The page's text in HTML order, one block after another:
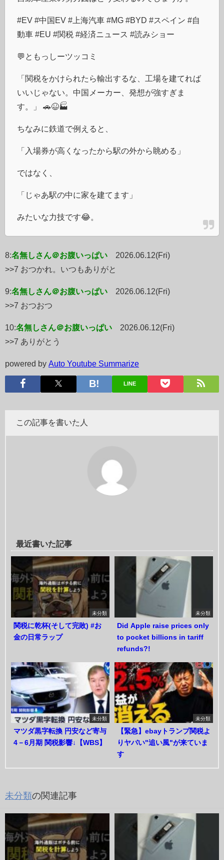
#EV #中国EV #上海汽車 #MG #BYD #スペイン #自
動車 #EU #関税 #経済ニュース #読みショー
💬ともっしーツッコミ
「関税をかけられたら輸出するな、工場を建てれば
いいじゃない。中国メーカー、発想が強すぎま
す。」 🚗😆🏭
ちなみに鉄道で例えると、
「入場券が高くなったから駅の外から眺める」
ではなく、
「じゃあ駅の中に家を建てます」
みたいな力技です😂。
8:名無しさん＠お腹いっぱい
2026.06.12(Fri)
>>7 おつかれ。いつもありがと
9:名無しさん＠お腹いっぱい
2026.06.12(Fri)
>>7 おつおつ
10:名無しさん＠お腹いっぱい
2026.06.12(Fri)
>>7 ありがとう
powered by Auto Youtube Summarize
LINE
この記事を書いた人
最近書いた記事
未分類
関税に乾杯(そして完敗) #お
金の日常ラップ
未分類
Did Apple raise prices only
to pocket billions in tariff
refunds?!
未分類
マツダ黒字転換 円安など寄与
4－6月期 関税影響↓【WBS】
未分類
【緊急】ebayトランプ関税よ
りヤバい"追い風"が来ていま
す
未分類の関連記事